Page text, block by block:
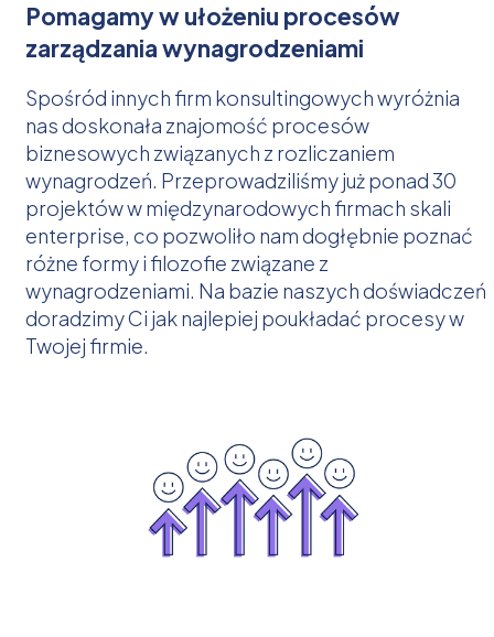
Pomagamy w ułożeniu procesów
zarządzania wynagrodzeniami
Spośród innych firm konsultingowych wyróżnia
nas doskonała znajomość procesów
biznesowych związanych z rozliczaniem
wynagrodzeń. Przeprowadziliśmy już ponad 30
projektów w międzynarodowych firmach skali
enterprise, co pozwoliło nam dogłębnie poznać
różne formy i filozofie związane z
wynagrodzeniami. Na bazie naszych doświadczeń
doradzimy Ci jak najlepiej poukładać procesy w
Twojej firmie.